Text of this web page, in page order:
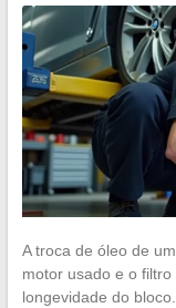
A troca de óleo de
motor usado e o
longevidade do